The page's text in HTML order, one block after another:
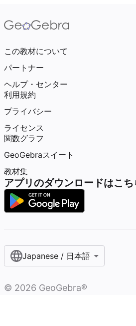
この教材について
パートナー
ヘルプ・センター
利用規約
プライバシー
ライセンス
関数グラフ
GeoGebraスイート
教材集
アプリのダウンロードはこち
Japanese / 日本語
© 2026 GeoGebra®